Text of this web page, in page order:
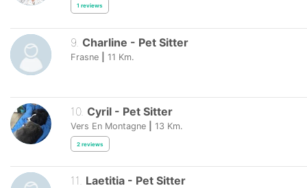
1 reviews
9 Charline - Pet Sitter
Frasne 11 Km.
10. Cyril - Pet Sitter
Vers En Montagne 13 Km.
2 reviews
11 Laetitia - Pet Sitter